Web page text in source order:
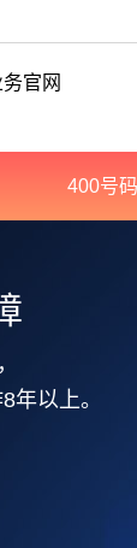
官网
400号
以上。